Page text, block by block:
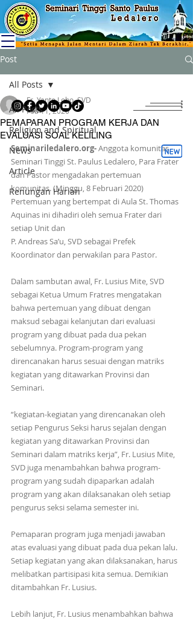
Post
All Posts
Religion and Spiritual
News
Article
Renungan Harian
All Posts
PEMAPARAN PROGRAM KERJA DAN
EVALUASI SOAL KELILING
Fr. Yanto Lobo, SVD
Feb 11, 2020
Seminariledalero.org- Anggota komunitas
Seminari Tinggi St. Paulus Ledalero, Para Frater
dan Pastor mengadakan pertemuan
komunitas. (Minggu, 8 Februari 2020)
Pertemuan yang bertempat di Aula St. Thomas
Aquinas ini dihadiri oleh semua Frater dari
setiap Unit dan
P. Andreas Sa’u, SVD sebagai Prefek
Koordinator dan perwakilan para Pastor.
Dalam sambutan awal, Fr. Lusius Mite, SVD
sebagai Ketua Umum Fratres mengatakan
bahwa pertemuan yang dibuat dengan
maksud sebagai kelanjutan dari evaluasi
program yang dibuat pada dua pekan
sebelumnya. Program-program yang
direncanakan harus sesuai dengan matriks
kegiatan yang ditawarkan Provinsi dan
Seminari.
“kegiatan-kegiatan yang direncanakan oleh
setiap Pengurus Seksi harus sejalan dengan
kegiatan yang ditawarkan Provinsi dan
Seminari dalam matriks kerja”, Fr. Lusius Mite,
SVD juga menambahkan bahwa program-
program yang sudah dipaparkan adalah
program yang akan dilaksanakan oleh setiap
pengurus seksi selama semester ini.
Pemaparan program juga menjadi jawaban
atas evaluasi yang dibuat pada dua pekan lalu.
Setiap kegiatan yang akan dilaksanakan, harus
melibatkan partisipasi kita semua. Demikian
ditambahkan Fr. Lusius.
Lebih lanjut, Fr. Lusius menambahkan bahwa